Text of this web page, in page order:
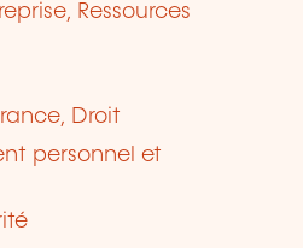
Ressources
Droit
personnel et